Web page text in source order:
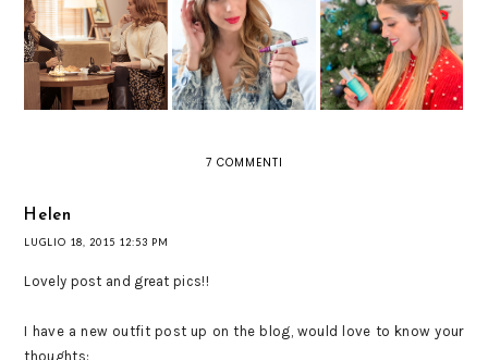
#ONLYINPTUJ :
VENITE IN
VACANZA CON ME
ALLE TERME PTUJ
MARIONNAUD
LOVES IOMA 3
RENEW SUBLIME
STICK 2 IN 1
CLARINS - PORE
CONTROL
7 COMMENTI
Helen
LUGLIO 18, 2015 12:53 PM
Lovely post and great pics!!
I have a new outfit post up on the blog, would love to know your
thoughts: